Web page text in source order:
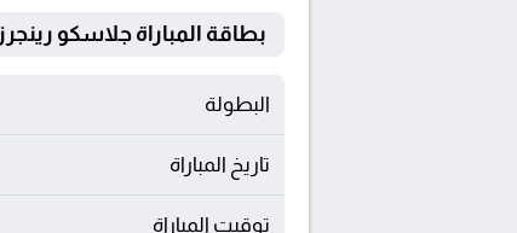
بطاقة المباراة جلاسكو رينجرز Vs أتليتك بلباو
البطولة
تاريخ المباراة
توقيت المباراة